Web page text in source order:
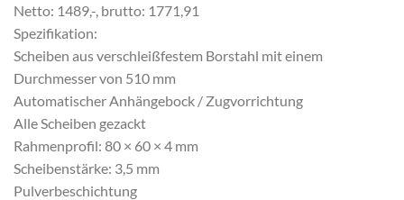
Netto: 1489,-, brutto: 1771,91
Spezifikation:
Scheiben aus verschleißfestem Borstahl mit einem
Durchmesser von 510 mm
Automatischer Anhängebock / Zugvorrichtung
Alle Scheiben gezackt
Rahmenprofil: 80 × 60 × 4 mm
Scheibenstärke: 3,5 mm
Pulverbeschichtung